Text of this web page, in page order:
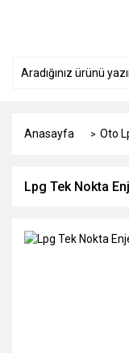
Anasayfa Oto
Lpg Tek Nokta